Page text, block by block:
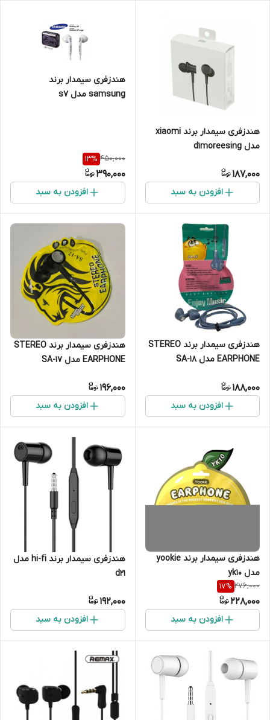
هندزفری سیمدار برند xiaomi
مدل d1moreesing
187,000
افزودن به سبد
هندزفری سیمدار برند
samsung مدل s7
450,000
13%
390,000
افزودن به سبد
هندزفری سیمدار برند STEREO
EARPHONE مدل SA-18
188,000
افزودن به سبد
هندزفری سیمدار برند STEREO
EARPHONE مدل SA-17
196,000
افزودن به سبد
هندزفری سیمدار برند yookie
مدل yk10
276,000
17%
228,000
افزودن به سبد
هندزفری سیمدار برند hi-fi مدل
d21
192,000
افزودن به سبد